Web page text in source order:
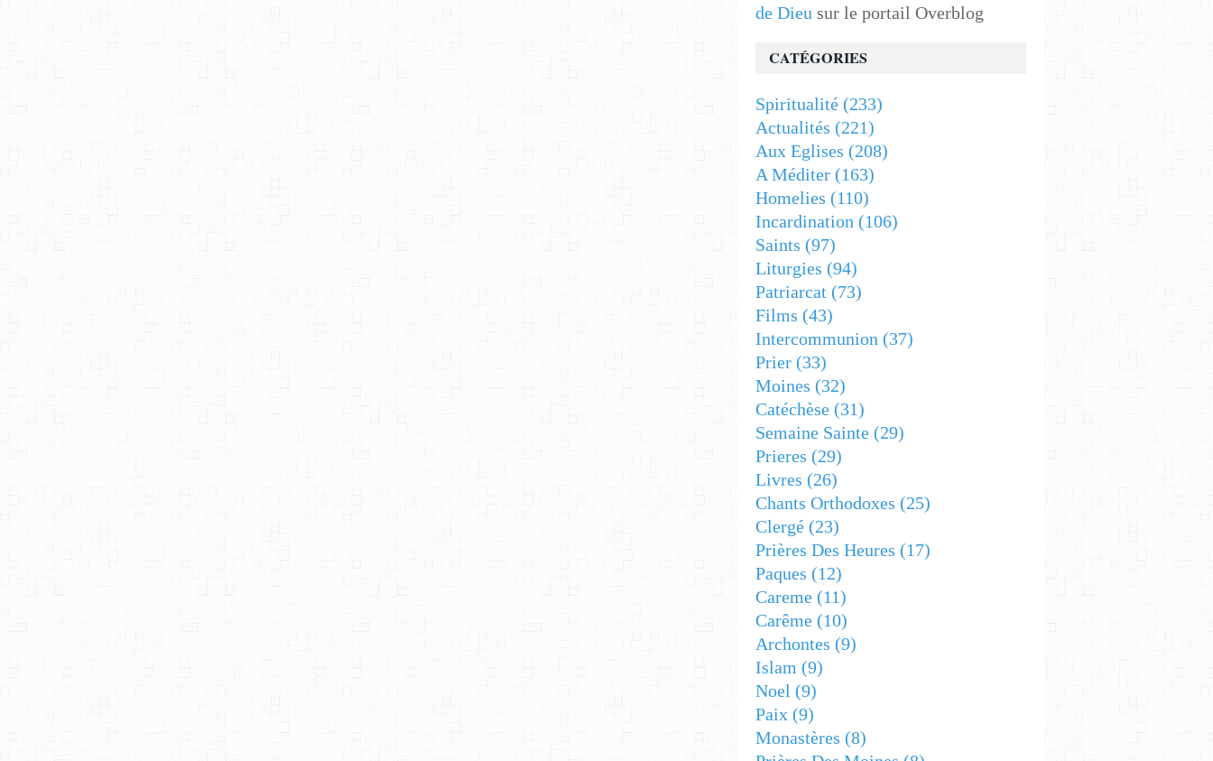
de Dieu sur le portail Overblog
CATÉGORIES
Spiritualité (233)
Actualités (221)
Aux Eglises (208)
A Méditer (163)
Homelies (110)
Incardination (106)
Saints (97)
Liturgies (94)
Patriarcat (73)
Films (43)
Intercommunion (37)
Prier (33)
Moines (32)
Catéchèse (31)
Semaine Sainte (29)
Prieres (29)
Livres (26)
Chants Orthodoxes (25)
Clergé (23)
Prières Des Heures (17)
Paques (12)
Careme (11)
Carême (10)
Archontes (9)
Islam (9)
Noel (9)
Paix (9)
Monastères (8)